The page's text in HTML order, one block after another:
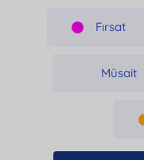
Fırsat
Müsait